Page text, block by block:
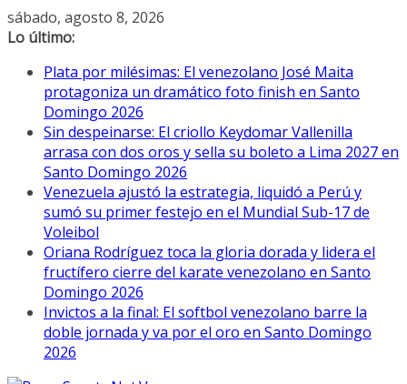
Saltar
al
sábado, agosto 8, 2026
Lo último:
Plata por milésimas: El venezolano José Maita
protagoniza un dramático foto finish en Santo
Domingo 2026
Sin despeinarse: El criollo Keydomar Vallenilla
arrasa con dos oros y sella su boleto a Lima 2027 en
Santo Domingo 2026
Venezuela ajustó la estrategia, liquidó a Perú y
sumó su primer festejo en el Mundial Sub-17 de
Voleibol
Oriana Rodríguez toca la gloria dorada y lidera el
fructífero cierre del karate venezolano en Santo
Domingo 2026
Invictos a la final: El softbol venezolano barre la
doble jornada y va por el oro en Santo Domingo
2026